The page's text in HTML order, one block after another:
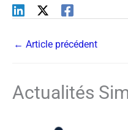
← Article précédent
Actualités